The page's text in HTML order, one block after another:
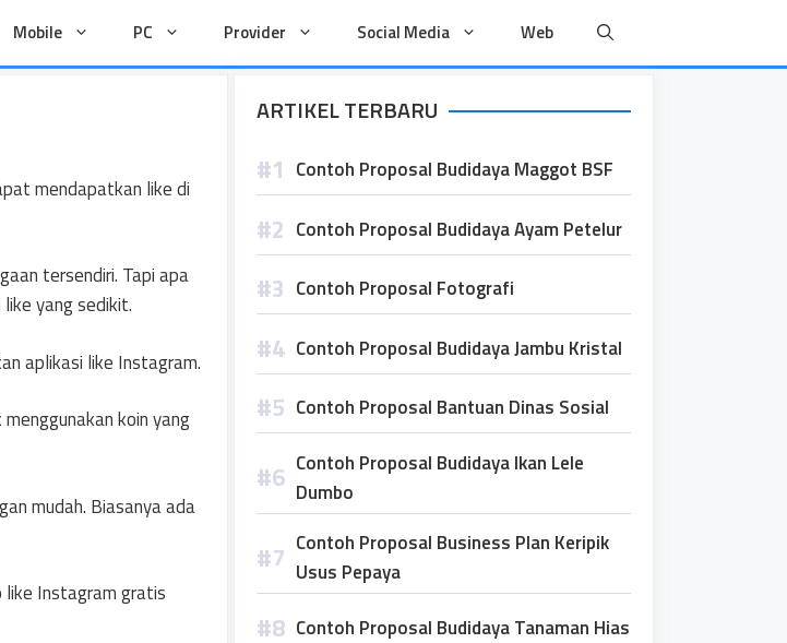
Mobile PC Provider Social Media Web
mendapatkan like di
tersendiri. Tapi apa
yang sedikit.
aplikasi like Instagram.
koin yang
mudah. Biasanya ada
like Instagram gratis
ARTIKEL TERBARU
Contoh Proposal Budidaya Maggot BSF
Contoh Proposal Budidaya Ayam Petelur
Contoh Proposal Fotografi
Contoh Proposal Budidaya Jambu Kristal
Contoh Proposal Bantuan Dinas Sosial
Contoh Proposal Budidaya Ikan Lele
Dumbo
Contoh Proposal Business Plan Keripik
Usus Pepaya
Contoh Proposal Budidaya Tanaman Hias